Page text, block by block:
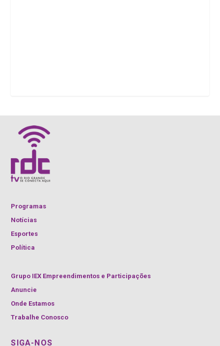
Programas
Notícias
Esportes
Política
Grupo IEX Empreendimentos e Participações
Anuncie
Onde Estamos
Trabalhe Conosco
SIGA-NOS